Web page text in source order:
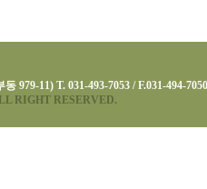
979-11) T. 031-493-7053 / F.031-494-7050
RIGHT RESERVED.